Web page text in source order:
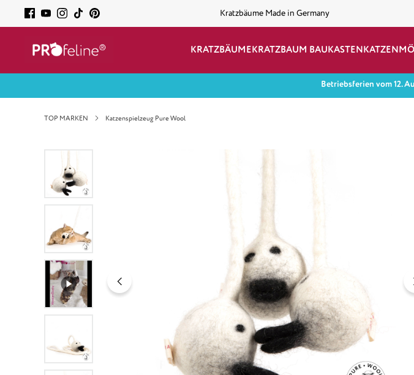
Kratzbäume Made in Germany
KRATZBÄUMEKRATZBAUM BAUKASTEN
Betriebsferien vom 12.
TOP MARKEN Katzenspielzeug Pure Wool